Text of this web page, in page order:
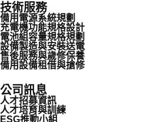
技術服務
備用電源系統規劃
充電機功能規格設計
電池組容量規格規劃
設備製造與安裝送電
售後服務與歲修保養
備用設備租借與搶修
公司訊息
人才招募資訊
人才培育與訓練
ESG推動小組